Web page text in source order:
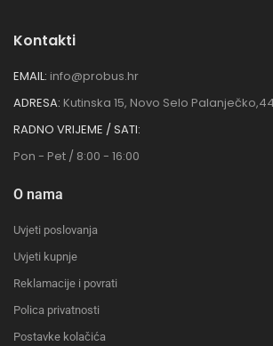
Kontakti
EMAIL: info@probus.hr
ADRESA: Kutinska 15, Novo Selo
RADNO VRIJEME / SATI:
Pon - Pet / 8:00 - 16:00
O nama
Uvjeti poslovanja
Uvjeti kupnje
Reklamacije i povrati
Polica privatnosti
Postavke kolačića